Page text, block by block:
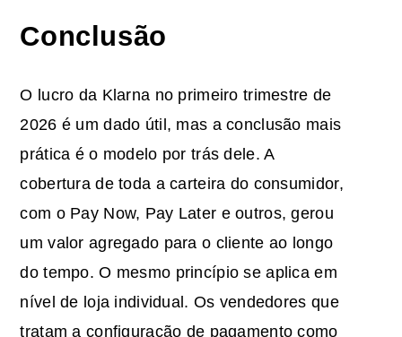
Conclusão
O lucro da Klarna no primeiro trimestre de
2026 é um dado útil, mas a conclusão mais
prática é o modelo por trás dele. A
cobertura de toda a carteira do consumidor,
com o Pay Now, Pay Later e outros, gerou
um valor agregado para o cliente ao longo
do tempo. O mesmo princípio se aplica em
nível de loja individual. Os vendedores que
tratam a configuração de pagamento como